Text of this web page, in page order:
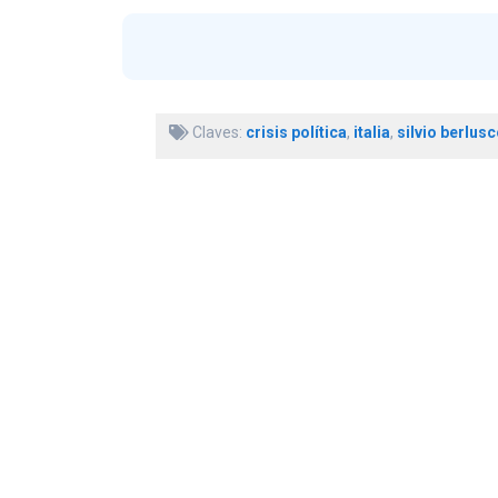
Claves: crisis política, italia, silvio